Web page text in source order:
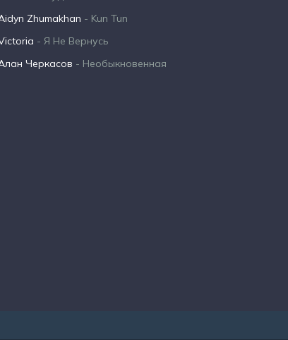
Zhumakhan - Kun Tun
- Я Не Вернусь
Черкасов - Необыкновенная